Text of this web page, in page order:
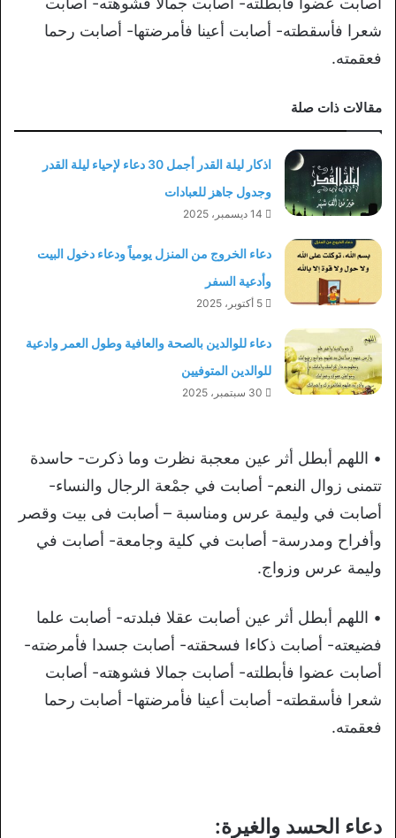
شعرا فأسقطته- أصابت أعينا فأمرضتها- أصابت رحما
فعقمته.
مقالات ذات صلة
اذكار ليلة القدر أجمل 30 دعاء لإحياء ليلة القدر
وجدول جاهز للعبادات
14 ديسمبر، 2025
دعاء الخروج من المنزل يومياً ودعاء دخول البيت
وأدعية السفر
5 أكتوبر، 2025
دعاء للوالدين بالصحة والعافية وطول العمر وادعية
للوالدين المتوفيين
30 سبتمبر، 2025
• اللهم أبطل أثر عين معجبة نظرت وما ذكرت- حاسدة
تتمنى زوال النعم- أصابت في جمْعة الرجال والنساء-
أصابت في وليمة عرس ومناسبة – أصابت فى بيت وقصر
وأفراح ومدرسة- أصابت في كلية وجامعة- أصابت في
وليمة عرس وزواج.
• اللهم أبطل أثر عين أصابت عقلا فبلدته- أصابت علما
فضيعته- أصابت ذكاءا فسحقته- أصابت جسدا فأمرضته-
أصابت عضوا فأبطلته- أصابت جمالا فشوهته- أصابت
شعرا فأسقطته- أصابت أعينا فأمرضتها- أصابت رحما
فعقمته.
دعاء الحسد والغيرة: